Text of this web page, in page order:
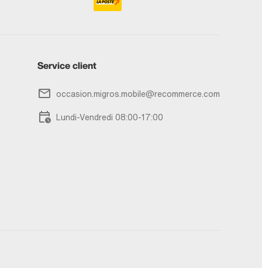
Service client
occasion.migros.mobile@recommerce.com
Lundi-Vendredi 08:00-17:00